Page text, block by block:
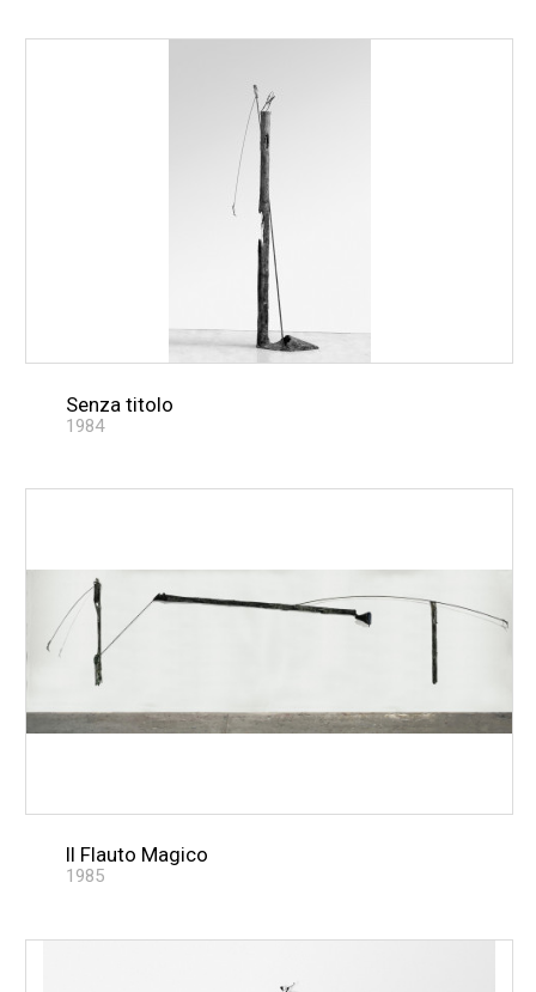
Senza titolo
1984
Il Flauto Magico
1985